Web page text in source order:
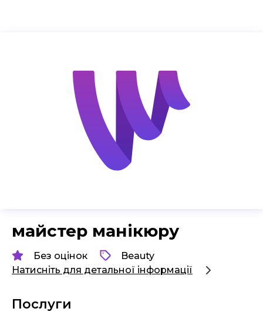
майстер манікюру
Без оцінок
Beauty
Натисніть для детальної інформації
Послуги